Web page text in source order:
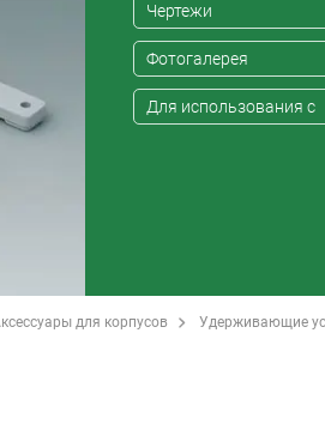
Чертежи
Фотогалерея
Для использования с
для корпусов Удерживающие